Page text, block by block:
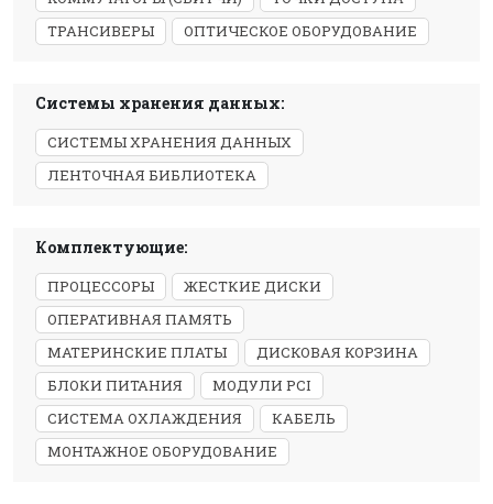
ТРАНСИВЕРЫ
ОПТИЧЕСКОЕ ОБОРУДОВАНИЕ
Системы хранения данных:
СИСТЕМЫ ХРАНЕНИЯ ДАННЫХ
ЛЕНТОЧНАЯ БИБЛИОТЕКА
Комплектующие:
ПРОЦЕССОРЫ
ЖЕСТКИЕ ДИСКИ
ОПЕРАТИВНАЯ ПАМЯТЬ
МАТЕРИНСКИЕ ПЛАТЫ
ДИСКОВАЯ КОРЗИНА
БЛОКИ ПИТАНИЯ
МОДУЛИ PCI
СИСТЕМА ОХЛАЖДЕНИЯ
КАБЕЛЬ
МОНТАЖНОЕ ОБОРУДОВАНИЕ